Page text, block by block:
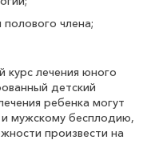
полового члена;
курс лечения юного
детский
ребенка могут
мужскому бесплодию,
произвести на